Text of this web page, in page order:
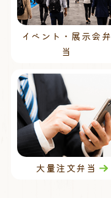
イベント・展示会弁
当
大量注文弁当